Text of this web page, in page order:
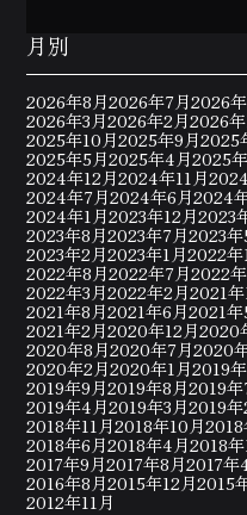
月別
2026年8月2026年7月2026
2026年3月2026年2月2026
2025年10月2025年9月2025
2025年5月2025年4月2025
2024年12月2024年11月
2024年7月2024年6月2024
2024年1月2023年12月2023
2023年8月2023年7月2023
2023年2月2023年1月2022
2022年8月2022年7月2022
2022年3月2022年2月2021
2021年8月2021年6月2021
2021年2月2020年12月2020
2020年8月2020年7月2020
2020年2月2020年1月2019
2019年9月2019年8月2019
2019年4月2019年3月2019
2018年11月2018年10月
2018年6月2018年4月2018
2017年9月2017年8月2017年
2016年8月2015年12月2015
2012年11月